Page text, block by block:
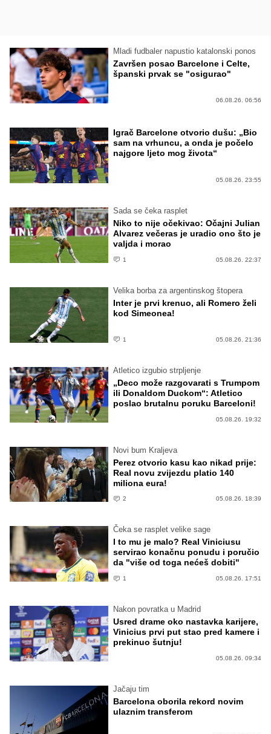
Mladi fudbaler napustio katalonski ponos
Završen posao Barcelone i Celte,
španski prvak se "osigurao"
06.08.26. 06:56
Igrač Barcelone otvorio dušu: „Bio
sam na vrhuncu, a onda je počelo
najgore ljeto mog života“
05.08.26. 23:55
Sada se čeka rasplet
Niko to nije očekivao: Očajni Julian
Alvarez večeras je uradio ono što je
valjda i morao
1 05.08.26. 22:37
Velika borba za argentinskog štopera
Inter je prvi krenuo, ali Romero želi
kod Simeonea!
1 05.08.26. 21:36
Atletico izgubio strpljenje
„Deco može razgovarati s Trumpom
ili Donaldom Duckom“: Atletico
poslao brutalnu poruku Barceloni!
05.08.26. 19:32
Novi bum Kraljeva
Perez otvorio kasu kao nikad prije:
Real novu zvijezdu platio 140
miliona eura!
2 05.08.26. 18:39
Čeka se rasplet velike sage
I to mu je malo? Real Viniciusu
servirao konačnu ponudu i poručio
da "više od toga nećeš dobiti"
1 05.08.26. 17:51
Nakon povratka u Madrid
Usred drame oko nastavka karijere,
Vinicius prvi put stao pred kamere i
prekinuo šutnju!
05.08.26. 09:34
Jačaju tim
Barcelona oborila rekord novim
ulaznim transferom